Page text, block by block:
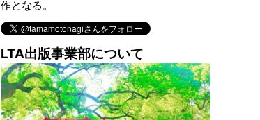
作となる。
LTA出版事業部について